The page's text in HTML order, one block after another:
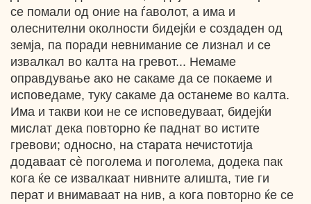
се помали од оние на ѓаволот, а има и
олеснителни околности бидејќи е создаден од
земја, па поради невнимание се лизнал и се
извалкал во калта на гревот... Немаме
оправдување ако не сакаме да се покаеме и
исповедаме, туку сакаме да останеме во калта.
Има и такви кои не се исповедуваат, бидејќи
мислат дека повторно ќе паднат во истите
гревови; односно, на старата нечистотија
додаваат сè поголема и поголема, додека пак
кога ќе се извалкаат нивните алишта, тие ги
перат и внимаваат на нив, а кога повторно ќе се